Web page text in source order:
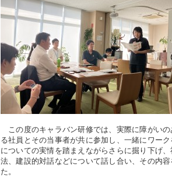
この度のキャラバン研修では、実際に障がい
る社員とその当事者が共に参加し、一緒にワー
についての実情を踏まえながらさらに掘り下げ
法、建設的対話などについて話し合い、その内
た。